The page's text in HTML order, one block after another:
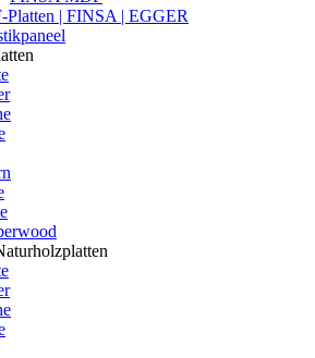
Platten | FINSA | EGGER